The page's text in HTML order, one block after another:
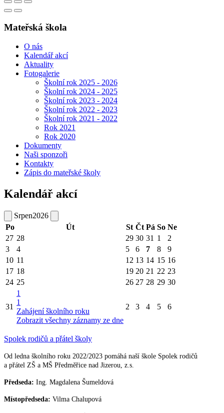
Mateřská škola
O nás
Kalendář akcí
Aktuality
Fotogalerie
Školní rok 2025 - 2026
Školní rok 2024 - 2025
Školní rok 2023 - 2024
Školní rok 2022 - 2023
Školní rok 2021 - 2022
Rok 2021
Rok 2020
Dokumenty
Naši sponzoři
Kontakty
Zápis do mateřské školy
Kalendář akcí
Srpen2026
Po
Út St Čt Pá So Ne
27 28 29 30 31 1
2
3
4 5 6 7 8
9
10 11 12 13 14 15 16
17 18 19 20 21 22 23
24 25 26 27 28 29 30
31
1
1
Zahájení školního roku
Zobrazit všechny záznamy ze dne
2 3 4 5 6
Spolek rodičů a přátel školy
Od ledna školního roku 2022/2023 pomáhá naší škole Spolek rodičů
a přátel ZŠ a MŠ Předměřice nad Jizerou, z.s.
Předseda: Ing. Magdalena Šumeldová
Místopředseda: Vilma Chalupová